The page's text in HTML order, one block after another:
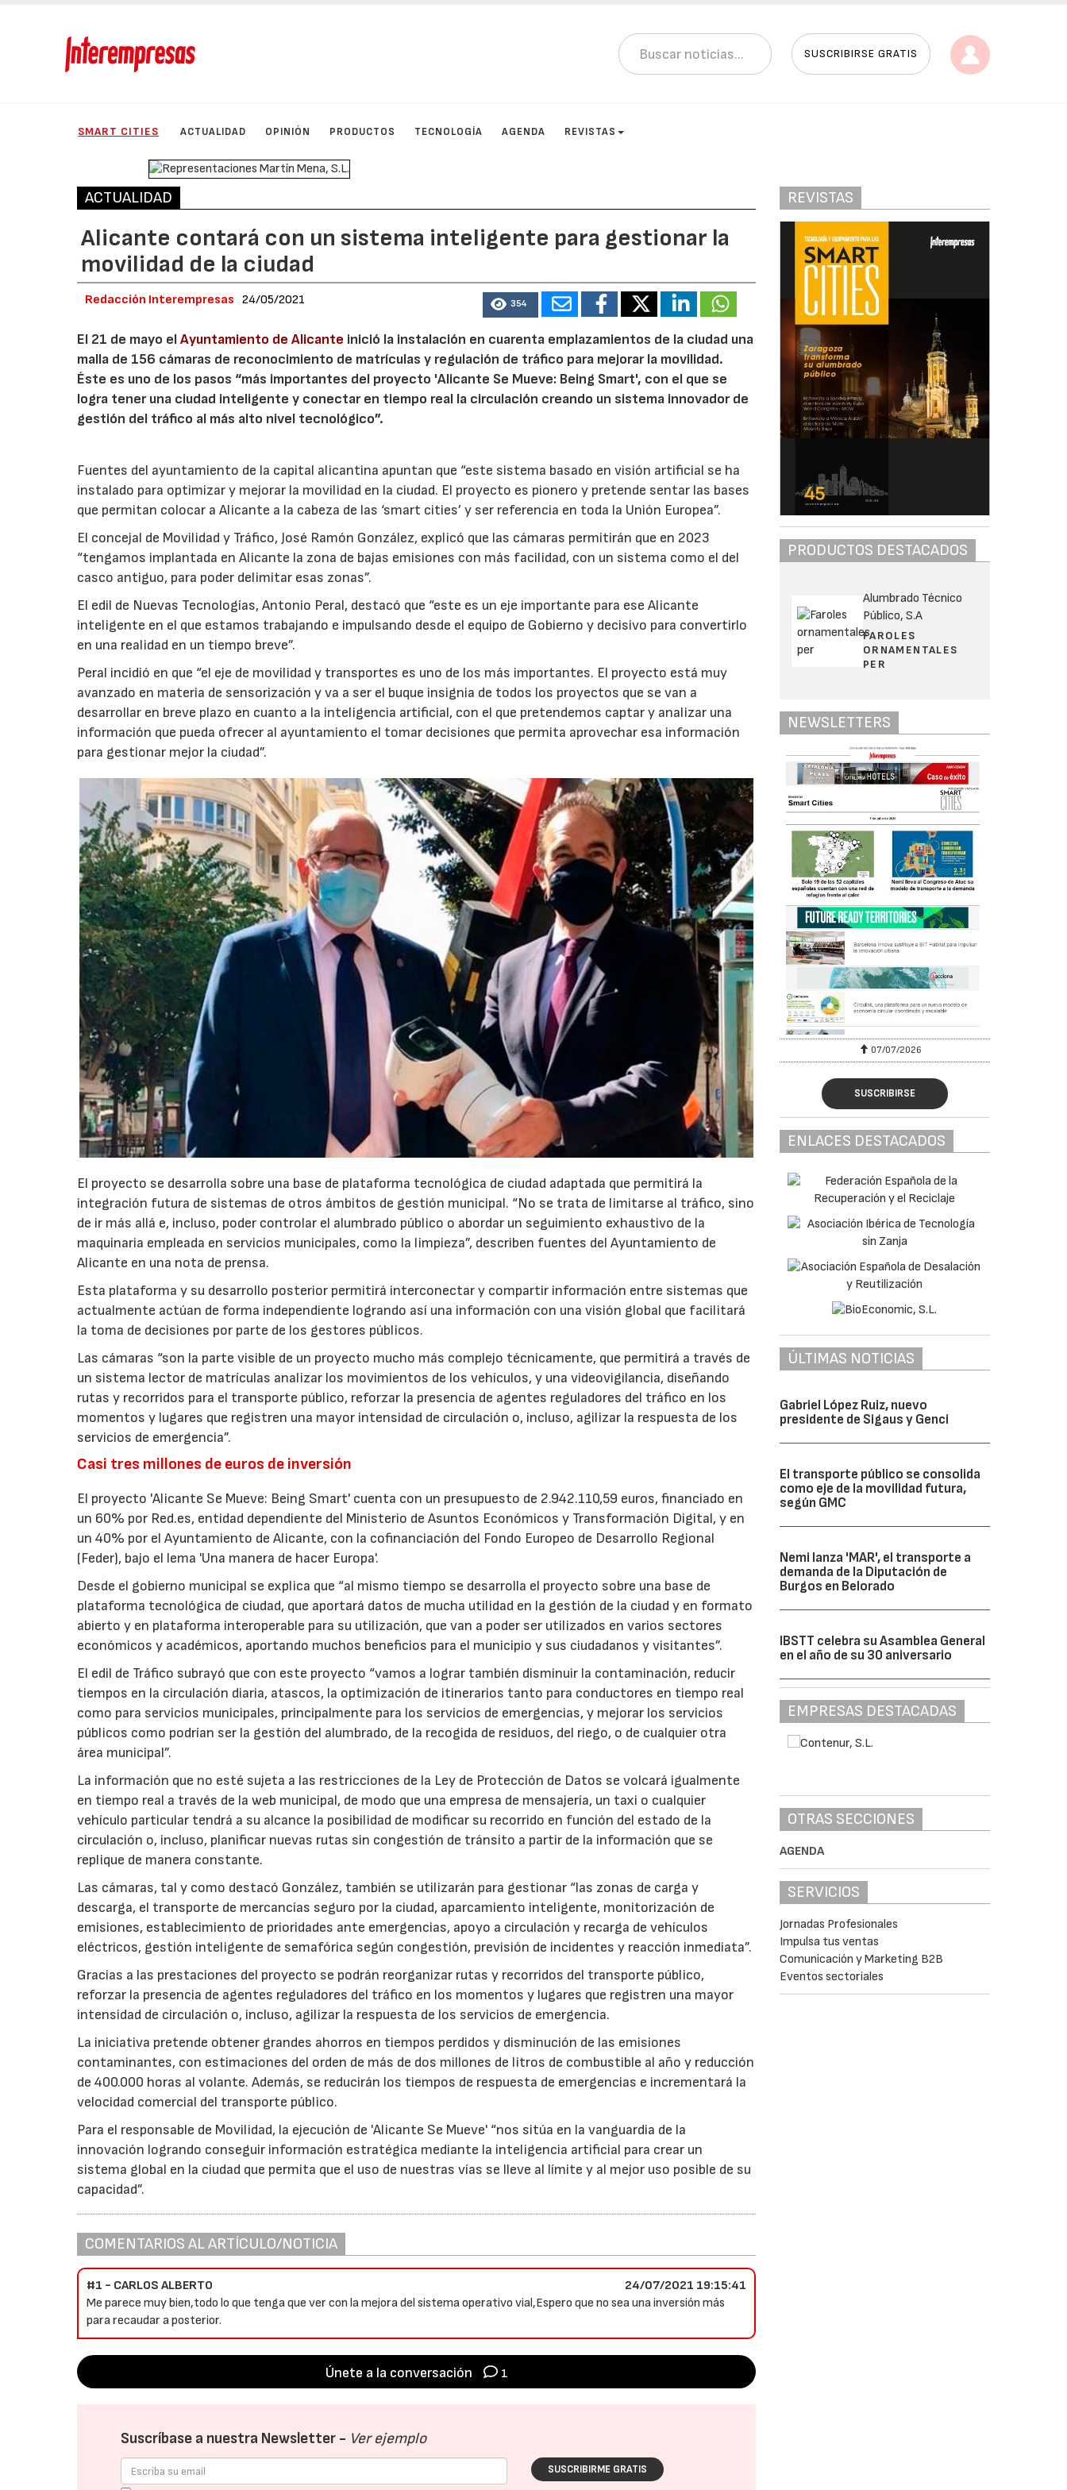
SUSCRIBIRSE GRATIS
SMART CITIES ACTUALIDAD OPINIÓN PRODUCTOS TECNOLOGÍA AGENDA REVISTAS
ACTUALIDAD
Alicante contará con un sistema inteligente para gestionar la
movilidad de la ciudad
Redacción Interempresas 24/05/2021 354
El 21 de mayo elAyuntamiento de Alicante inició la instalación en cuarenta emplazamientos de la ciudad una
malla de 156 cámaras de reconocimiento de matrículas y regulación de tráfico para mejorar la movilidad.
Éste es uno de los pasos “más importantes del proyecto 'Alicante Se Mueve: Being Smart', con el que se
logra tener una ciudad inteligente y conectar en tiempo real la circulación creando un sistema innovador de
gestión del tráfico al más alto nivel tecnológico”.
Fuentes del ayuntamiento de la capital alicantina apuntan que “este sistema basado en visión artificial se ha
instalado para optimizar y mejorar la movilidad en la ciudad. El proyecto es pionero y pretende sentar las bases
que permitan colocar a Alicante a la cabeza de las ‘smart cities’ y ser referencia en toda la Unión Europea”.
El concejal de Movilidad y Tráfico, José Ramón González, explicó que las cámaras permitirán que en 2023
“tengamos implantada en Alicante la zona de bajas emisiones con más facilidad, con un sistema como el del
casco antiguo, para poder delimitar esas zonas”.
El edil de Nuevas Tecnologías, Antonio Peral, destacó que “este es un eje importante para ese Alicante
inteligente en el que estamos trabajando e impulsando desde el equipo de Gobierno y decisivo para convertirlo
en una realidad en un tiempo breve”.
Peral incidió en que “el eje de movilidad y transportes es uno de los más importantes. El proyecto está muy
avanzado en materia de sensorización y va a ser el buque insignia de todos los proyectos que se van a
desarrollar en breve plazo en cuanto a la inteligencia artificial, con el que pretendemos captar y analizar una
información que pueda ofrecer al ayuntamiento el tomar decisiones que permita aprovechar esa información
para gestionar mejor la ciudad”.
El proyecto se desarrolla sobre una base de plataforma tecnológica de ciudad adaptada que permitirá la
integración futura de sistemas de otros ámbitos de gestión municipal. “No se trata de limitarse al tráfico, sino
de ir más allá e, incluso, poder controlar el alumbrado público o abordar un seguimiento exhaustivo de la
maquinaria empleada en servicios municipales, como la limpieza”, describen fuentes del Ayuntamiento de
Alicante en una nota de prensa.
Esta plataforma y su desarrollo posterior permitirá interconectar y compartir información entre sistemas que
actualmente actúan de forma independiente logrando así una información con una visión global que facilitará
la toma de decisiones por parte de los gestores públicos.
Las cámaras “son la parte visible de un proyecto mucho más complejo técnicamente, que permitirá a través de
un sistema lector de matrículas analizar los movimientos de los vehículos, y una videovigilancia, diseñando
rutas y recorridos para el transporte público, reforzar la presencia de agentes reguladores del tráfico en los
momentos y lugares que registren una mayor intensidad de circulación o, incluso, agilizar la respuesta de los
servicios de emergencia”.
Casi tres millones de euros de inversión
El proyecto 'Alicante Se Mueve: Being Smart' cuenta con un presupuesto de 2.942.110,59 euros, financiado en
un 60% por Red.es, entidad dependiente del Ministerio de Asuntos Económicos y Transformación Digital, y en
un 40% por el Ayuntamiento de Alicante, con la cofinanciación del Fondo Europeo de Desarrollo Regional
(Feder), bajo el lema 'Una manera de hacer Europa'.
Desde el gobierno municipal se explica que “al mismo tiempo se desarrolla el proyecto sobre una base de
plataforma tecnológica de ciudad, que aportará datos de mucha utilidad en la gestión de la ciudad y en formato
abierto y en plataforma interoperable para su utilización, que van a poder ser utilizados en varios sectores
económicos y académicos, aportando muchos beneficios para el municipio y sus ciudadanos y visitantes”.
El edil de Tráfico subrayó que con este proyecto “vamos a lograr también disminuir la contaminación, reducir
tiempos en la circulación diaria, atascos, la optimización de itinerarios tanto para conductores en tiempo real
como para servicios municipales, principalmente para los servicios de emergencias, y mejorar los servicios
públicos como podrían ser la gestión del alumbrado, de la recogida de residuos, del riego, o de cualquier otra
área municipal”.
La información que no esté sujeta a las restricciones de la Ley de Protección de Datos se volcará igualmente
en tiempo real a través de la web municipal, de modo que una empresa de mensajería, un taxi o cualquier
vehículo particular tendrá a su alcance la posibilidad de modificar su recorrido en función del estado de la
circulación o, incluso, planificar nuevas rutas sin congestión de tránsito a partir de la información que se
replique de manera constante.
Las cámaras, tal y como destacó González, también se utilizarán para gestionar “las zonas de carga y
descarga, el transporte de mercancías seguro por la ciudad, aparcamiento inteligente, monitorización de
emisiones, establecimiento de prioridades ante emergencias, apoyo a circulación y recarga de vehículos
eléctricos, gestión inteligente de semafórica según congestión, previsión de incidentes y reacción inmediata”.
Gracias a las prestaciones del proyecto se podrán reorganizar rutas y recorridos del transporte público,
reforzar la presencia de agentes reguladores del tráfico en los momentos y lugares que registren una mayor
intensidad de circulación o, incluso, agilizar la respuesta de los servicios de emergencia.
La iniciativa pretende obtener grandes ahorros en tiempos perdidos y disminución de las emisiones
contaminantes, con estimaciones del orden de más de dos millones de litros de combustible al año y reducción
de 400.000 horas al volante. Además, se reducirán los tiempos de respuesta de emergencias e incrementará la
velocidad comercial del transporte público.
Para el responsable de Movilidad, la ejecución de 'Alicante Se Mueve' “nos sitúa en la vanguardia de la
innovación logrando conseguir información estratégica mediante la inteligencia artificial para crear un
sistema global en la ciudad que permita que el uso de nuestras vías se lleve al límite y al mejor uso posible de su
capacidad”.
COMENTARIOS AL ARTÍCULO/NOTICIA
#1 - CARLOS ALBERTO
24/07/2021 19:15:41
Me parece muy bien,todo lo que tenga que ver con la mejora del sistema operativo vial,Espero que no sea una inversión más
para recaudar a posterior.
Únete a la conversación 1
Suscríbase a nuestra Newsletter - Ver ejemplo
SUSCRIBIRME GRATIS
REVISTAS
PRODUCTOS DESTACADOS
Alumbrado Técnico
Público, S.A
FAROLES
ORNAMENTALES
PER
NEWSLETTERS
07/07/2026 21/07/2026 07/07/2026
SUSCRIBIRSE
ENLACES DESTACADOS
ÚLTIMAS NOTICIAS
Gabriel López Ruiz, nuevo
presidente de Sigaus y Genci
El transporte público se consolida
como eje de la movilidad futura,
según GMC
Nemi lanza 'MAR', el transporte a
demanda de la Diputación de
Burgos en Belorado
IBSTT celebra su Asamblea General
en el año de su 30 aniversario
EMPRESAS DESTACADAS
OTRAS SECCIONES
AGENDA
SERVICIOS
Jornadas Profesionales
Impulsa tus ventas
Comunicación y Marketing B2B
Eventos sectoriales